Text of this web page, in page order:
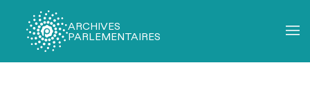
ARCHIVES
PARLEMENTAIRES